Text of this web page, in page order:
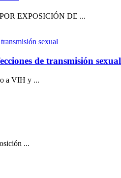
EXPOSICIÓN DE ...
de transmisión sexual
a VIH y ...
...